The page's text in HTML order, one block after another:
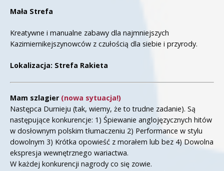
Mała Strefa
Kreatywne i manualne zabawy dla najmniejszych
Kazimiernikejszynowców z czułością dla siebie i przyrody.
Lokalizacja: Strefa Rakieta
Mam szlagier (nowa sytuacja!)
Następca Durnieju (tak, wiemy, że to trudne zadanie). Są
następujące konkurencje: 1) Śpiewanie anglojęzycznych hitów
w dosłownym polskim tłumaczeniu 2) Performance w stylu
dowolnym 3) Krótka opowieść z morałem lub bez 4) Dowolna
ekspresja wewnętrznego wariactwa.
W każdej konkurencji nagrody co się zowie.